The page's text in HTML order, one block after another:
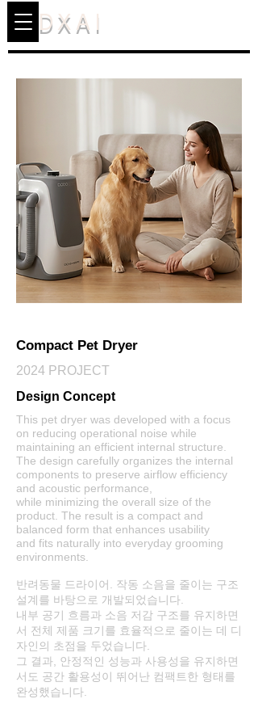
DXAI
Compact Pet Dryer
2024 PROJECT
Design Concept
This pet dryer was developed with a focus
on reducing operational noise while
maintaining an efficient internal structure.
The design carefully organizes the internal
components to preserve airflow efficiency
and acoustic performance,
while minimizing the overall size of the
product. The result is a compact and
balanced form that enhances usability
and fits naturally into everyday grooming
environments.
반려동물 드라이어. 작동 소음을 줄이는 구조
설계를 바탕으로 개발되었습니다.
내부 공기 흐름과 소음 저감 구조를 유지하면
서 전체 제품 크기를 효율적으로 줄이는 데 디
자인의 초점을 두었습니다.
그 결과, 안정적인 성능과 사용성을 유지하면
서도 공간 활용성이 뛰어난 컴팩트한 형태를
완성했습니다.